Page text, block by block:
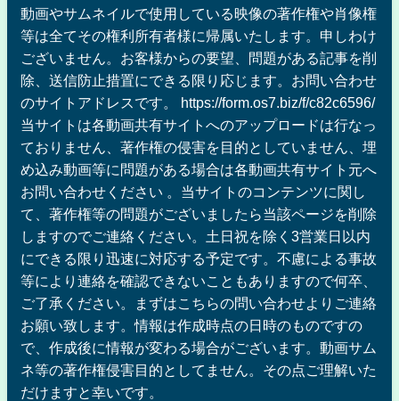
動画やサムネイルで使用している映像の著作権や肖像権
等は全てその権利所有者様に帰属いたします。申しわけ
ございません。お客様からの要望、問題がある記事を削
除、送信防止措置にできる限り応じます。お問い合わせ
のサイトアドレスです。 https://form.os7.biz/f/c82c6596/
当サイトは各動画共有サイトへのアップロードは行なっ
ておりません、著作権の侵害を目的としていません、埋
め込み動画等に問題がある場合は各動画共有サイト元へ
お問い合わせください 。当サイトのコンテンツに関し
て、著作権等の問題がございましたら当該ページを削除
しますのでご連絡ください。土日祝を除く3営業日以内
にできる限り迅速に対応する予定です。不慮による事故
等により連絡を確認できないこともありますので何卒、
ご了承ください。まずはこちらの問い合わせよりご連絡
お願い致します。情報は作成時点の日時のものですの
で、作成後に情報が変わる場合がございます。動画サム
ネ等の著作権侵害目的としてません。その点ご理解いた
だけますと幸いです。